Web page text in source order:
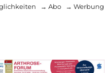
→ Abo → Werbung